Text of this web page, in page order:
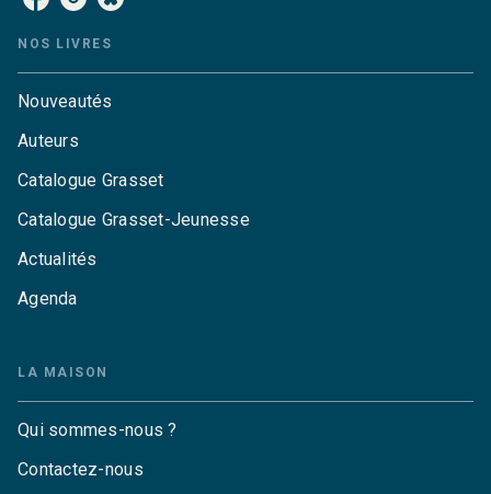
NOS LIVRES
Nouveautés
Auteurs
Catalogue Grasset
Catalogue Grasset-Jeunesse
Actualités
Agenda
LA MAISON
Qui sommes-nous ?
Contactez-nous